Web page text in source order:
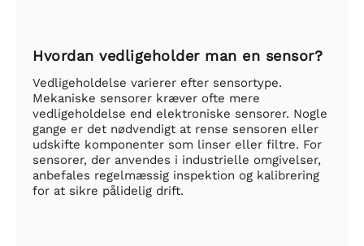
Hvordan vedligeholder man en sensor?
Vedligeholdelse varierer efter sensortype.
Mekaniske sensorer kræver ofte mere
vedligeholdelse end elektroniske sensorer. Nogle
gange er det nødvendigt at rense sensoren eller
udskifte komponenter som linser eller filtre. For
sensorer, der anvendes i industrielle omgivelser,
anbefales regelmæssig inspektion og kalibrering
for at sikre pålidelig drift.